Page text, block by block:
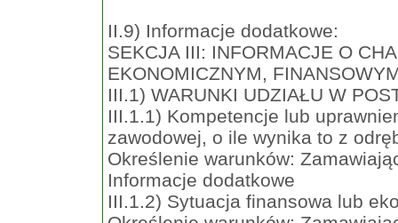
II.9) Informacje dodatkowe:
SEKCJA III: INFORMACJE O
EKONOMICZNYM,
III.1) WARUNKI UDZIAŁU W
III.1.1) Kompetencje lub
zawodowej, o ile wynika to z
Określenie warunków:
Informacje dodatkowe
III.1.2) Sytuacja finansowa lub